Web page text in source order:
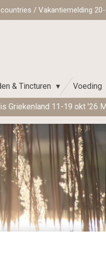
/ Vakantiemelding
& Tincturen Voeding
Griekenland 11-19 okt '26